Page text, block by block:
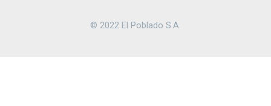
© 2022 El Poblado S.A.